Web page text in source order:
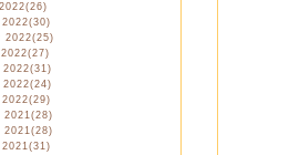
2022(25)
2022(31)
2022(24)
2021(28)
2021(28)